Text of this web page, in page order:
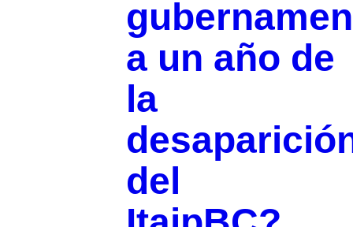
a un año de
la
del